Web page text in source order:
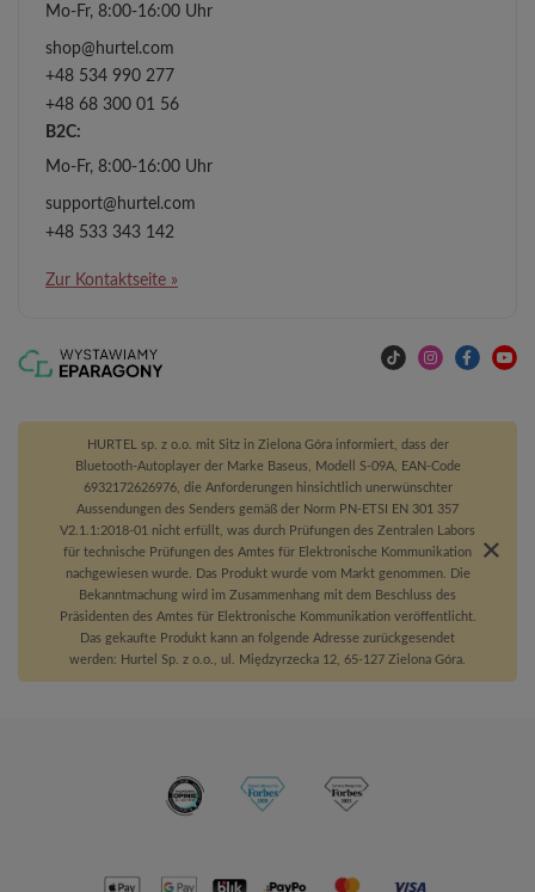
Mo-Fr, 8:00-16:00 Uhr
shop@hurtel.com
+48 534 990 277
+48 68 300 01 56
B2C:
Mo-Fr, 8:00-16:00 Uhr
support@hurtel.com
+48 533 343 142
Zur Kontaktseite »
HURTEL sp. z o.o. mit Sitz in Zielona Góra informiert, dass der
Bluetooth-Autoplayer der Marke Baseus, Modell S-09A, EAN-Code
6932172626976, die Anforderungen hinsichtlich unerwünschter
Aussendungen des Senders gemäß der Norm PN-ETSI EN 301 357
V2.1.1:2018-01 nicht erfüllt, was durch Prüfungen des Zentralen Labors
für technische Prüfungen des Amtes für Elektronische Kommunikation
nachgewiesen wurde. Das Produkt wurde vom Markt genommen. Die
Bekanntmachung wird im Zusammenhang mit dem Beschluss des
Präsidenten des Amtes für Elektronische Kommunikation veröffentlicht.
Das gekaufte Produkt kann an folgende Adresse zurückgesendet
werden: Hurtel Sp. z o.o., ul. Międzyrzecka 12, 65-127 Zielona Góra.